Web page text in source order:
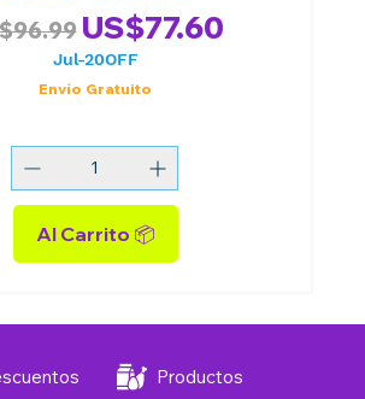
Precio de oferta
US$77.60
Jul-20OFF
Envío Gratuito
Al Carrito 📦
Productos